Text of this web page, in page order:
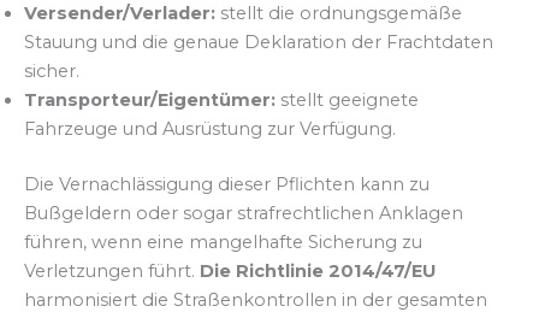
Versender/Verlader: stellt die ordnungsgemäße
Stauung und die genaue Deklaration der Frachtdaten
sicher.
Transporteur/Eigentümer: stellt geeignete
Fahrzeuge und Ausrüstung zur Verfügung.
Die Vernachlässigung dieser Pflichten kann zu
Bußgeldern oder sogar strafrechtlichen Anklagen
führen, wenn eine mangelhafte Sicherung zu
Verletzungen führt. Die Richtlinie 2014/47/EU
harmonisiert die Straßenkontrollen in der gesamten